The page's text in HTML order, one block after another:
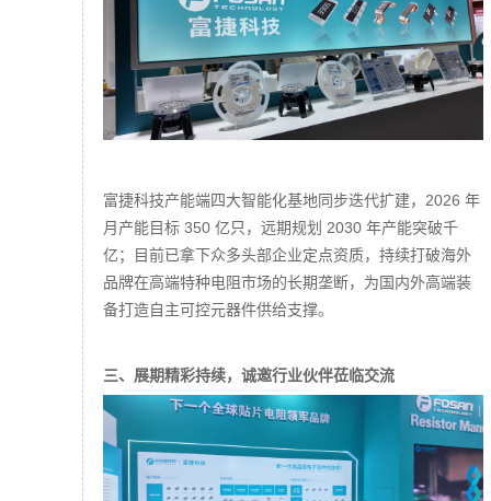
富捷科技产能端四大智能化基地同步迭代扩建，2026 年
月产能目标 350 亿只，远期规划 2030 年产能突破千
亿；目前已拿下众多头部企业定点资质，持续打破海外
品牌在高端特种电阻市场的长期垄断，为国内外高端装
备打造自主可控元器件供给支撑。
三、展期精彩持续，诚邀行业伙伴莅临交流